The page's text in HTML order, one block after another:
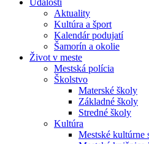
Udalosti
Aktuality
Kultúra a šport
Kalendár podujatí
Šamorín a okolie
Život v meste
Mestská polícia
Školstvo
Materské školy
Základné školy
Stredné školy
Kultúra
Mestské kultúrne